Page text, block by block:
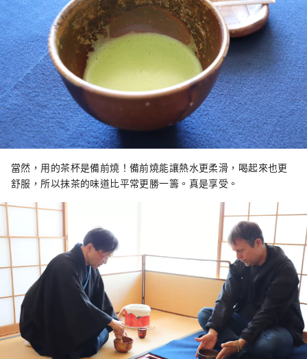
當然，用的茶杯是備前燒！備前燒能讓熱水更柔滑，喝起來也更
舒服，所以抹茶的味道比平常更勝一籌。真是享受。